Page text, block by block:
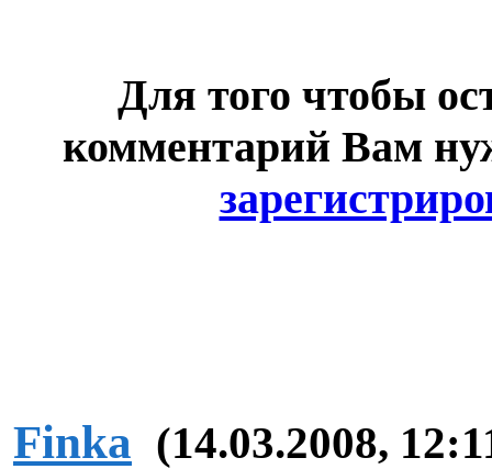
Для того чтобы
комментарий Вам
Finka (14.03.2008,